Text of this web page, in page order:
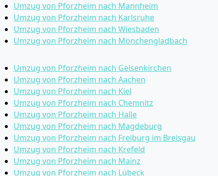
Umzug von Pforzheim nach Mannheim
Umzug von Pforzheim nach Karlsruhe
Umzug von Pforzheim nach Wiesbaden
Umzug von Pforzheim nach Mönchen­gladbach
Umzug von Pforzheim nach Gelsenkirchen
Umzug von Pforzheim nach Aachen
Umzug von Pforzheim nach Kiel
Umzug von Pforzheim nach Chemnitz
Umzug von Pforzheim nach Halle
Umzug von Pforzheim nach Magdeburg
Umzug von Pforzheim nach Freiburg im Breisgau
Umzug von Pforzheim nach Krefeld
Umzug von Pforzheim nach Mainz
Umzug von Pforzheim nach Lübeck